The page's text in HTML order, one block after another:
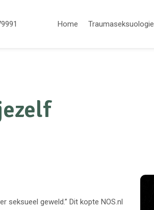
Home Traumaseksuologie
seksueel geweld.” Dit kopte NOS.nl